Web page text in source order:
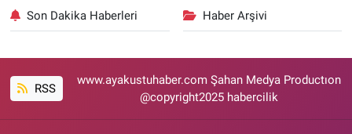
Son Dakika Haberleri Haber Arşivi
RSS
www.ayakustuhaber.com Şahan Medya Productıon
@copyright2025 habercilik